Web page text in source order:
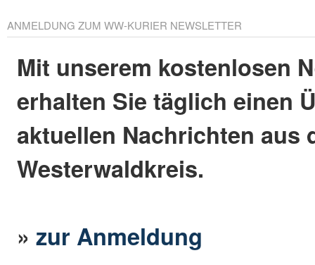
ANMELDUNG ZUM WW-KURIER NEWSLETTER
Mit unserem kostenlosen
erhalten Sie täglich einen
aktuellen Nachrichten aus
Westerwaldkreis.
»zur Anmeldung